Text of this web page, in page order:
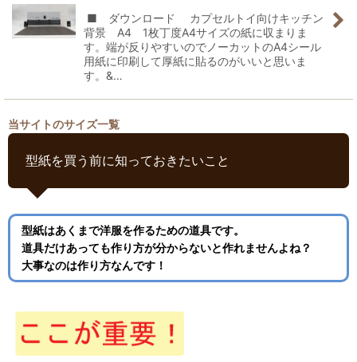
■ ダウンロード カプセルトイ向けキッチン
背景 A4 1枚丁度A4サイズの紙に収まりま
す。端が反りやすいのでノーカットのA4シール
用紙に印刷して厚紙に貼るのがいいと思いま
す。&…
当サイトのサイズ一覧
型紙を買う前に知っておきたいこと
型紙はあくまで洋服を作るための道具です。
道具だけあっても作り方が分からないと作れませんよね？
大事なのは作り方なんです！